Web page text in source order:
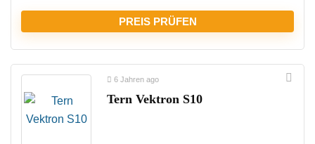
PREIS PRÜFEN
6 Jahren ago
Tern Vektron S10